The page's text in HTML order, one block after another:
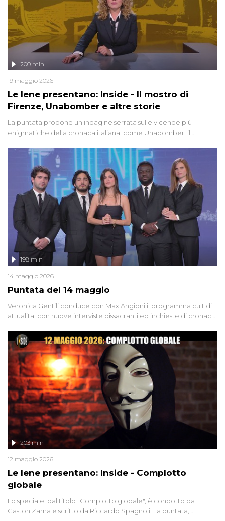
Le Iene presentano: Inside - Il mostro di
Firenze, Unabomber e altre storie
200 min
19 maggio 2026
La puntata propone un'indagine serrata sulle vicende più
enigmatiche della cronaca italiana, come Unabomber: il
'90 e il 2000 che, inquietantemente, potrebbe essere ancora in
libertà. Lo speciale affronta inoltre le zone d'ombra sul Mostro di
Firenze, le cui responsabilità appaiono ancora oggi avvolte in un
groviglio di dubbi mai chiariti. Nel corso dello speciale anche
l'intervista inedita a Olindo Romano, realizzata ne...
Puntata del 14 maggio
198 min
14 maggio 2026
Veronica Gentili conduce con Max Angioni il programma cult di
attualita' con nuove interviste dissacranti ed inchieste di cronaca
Le Iene presentano: Inside - Complotto
globale
203 min
12 maggio 2026
Lo speciale, dal titolo "Complotto globale", è condotto da
Gaston Zama e scritto da Riccardo Spagnoli. La puntata,